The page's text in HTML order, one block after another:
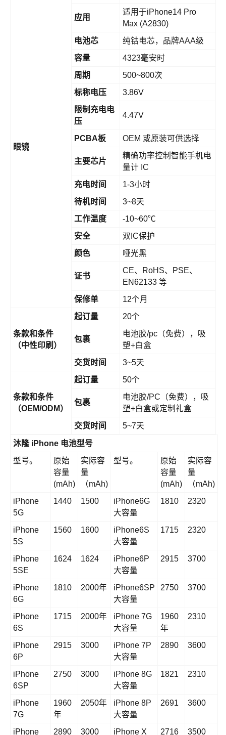
眼镜
应用
适用于iPhone14 Pro
Max (A2830)
电池芯
纯钴电芯，品牌AAA级
容量
4323毫安时
周期
500~800次
标称电压
3.86V
限制充电电
压
4.47V
PCBA板 OEM 或原装可供选择
主要芯片
精确功率控制智能手机电
量计 IC
充电时间
1-3小时
待机时间
3~8天
工作温度
-10~60℃
安全
双IC保护
颜色
哑光黑
证书
CE、RoHS、PSE、
EN62133 等
保修单
12个月
条款和条件
（中性印刷）
起订量 20个
包裹
电池胶/pc（免费），吸
塑+白盒
交货时间
3~5天
条款和条件
（OEM/ODM）
起订量 50个
包裹
电池胶/PC（免费），吸
塑+白盒或定制礼盒
交货时间
5~7天
沐隆 iPhone 电池型号
型号。
原始
容量
(mAh)
实际容
量
（mAh)
型号。
原始
容量
(mAh)
实际容
量
（mAh)
iPhone
5G
1440 1500
iPhone6G
大容量
1810 2320
iPhone
5S
1560 1600
iPhone6S
大容量
1715 2320
iPhone
5SE
1624 1624
iPhone6P
大容量
2915 3700
iPhone
6G
1810 2000年
iPhone6SP
大容量
2750 3700
iPhone
6S
1715 2000年
iPhone 7G
大容量
1960
年
2310
iPhone
6P
2915 3000
iPhone 7P
大容量
2890 3600
iPhone
6SP
2750 3000
iPhone 8G
大容量
1821 2310
iPhone
7G
1960
年
2050年
iPhone 8P
大容量
2691 3600
iPhone 2890 3000 iPhone X 2716 3500